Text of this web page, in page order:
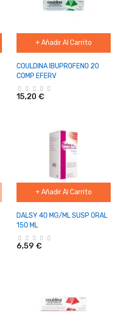
+ Añadir Al Carrito
COULDINA IBUPROFENO 20
COMP EFERV
15,20 €
+ Añadir Al Carrito
DALSY 40 MG/ML SUSP ORAL
150 ML
6,59 €